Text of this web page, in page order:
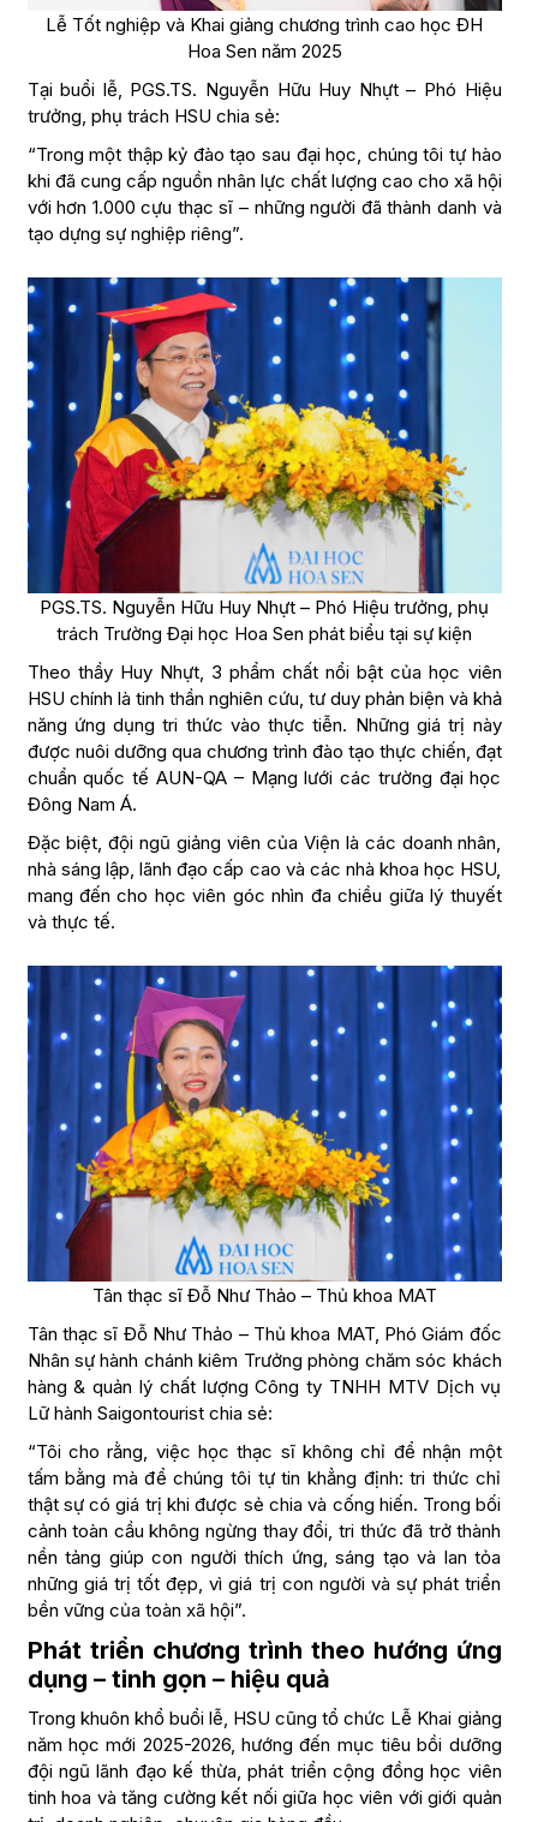
Lễ Tốt nghiệp và Khai giảng chương trình cao học ĐH
Hoa Sen năm 2025
Tại buổi lễ, PGS.TS. Nguyễn Hữu Huy Nhựt – Phó Hiệu
trưởng, phụ trách HSU chia sẻ:
“Trong một thập kỷ đào tạo sau đại học, chúng tôi tự hào
khi đã cung cấp nguồn nhân lực chất lượng cao cho xã hội
với hơn 1.000 cựu thạc sĩ – những người đã thành danh và
tạo dựng sự nghiệp riêng”.
PGS.TS. Nguyễn Hữu Huy Nhựt – Phó Hiệu trưởng, phụ
trách Trường Đại học Hoa Sen phát biểu tại sự kiện
Theo thầy Huy Nhựt, 3 phẩm chất nổi bật của học viên
HSU chính là tinh thần nghiên cứu, tư duy phản biện và khả
năng ứng dụng tri thức vào thực tiễn. Những giá trị này
được nuôi dưỡng qua chương trình đào tạo thực chiến, đạt
chuẩn quốc tế AUN-QA – Mạng lưới các trường đại học
Đông Nam Á.
Đặc biệt, đội ngũ giảng viên của Viện là các doanh nhân,
nhà sáng lập, lãnh đạo cấp cao và các nhà khoa học HSU,
mang đến cho học viên góc nhìn đa chiều giữa lý thuyết
và thực tế.
Tân thạc sĩ Đỗ Như Thảo – Thủ khoa MAT
Tân thạc sĩ Đỗ Như Thảo – Thủ khoa MAT, Phó Giám đốc
Nhân sự hành chánh kiêm Trưởng phòng chăm sóc khách
hàng & quản lý chất lượng Công ty TNHH MTV Dịch vụ
Lữ hành Saigontourist chia sẻ:
“Tôi cho rằng, việc học thạc sĩ không chỉ để nhận một
tấm bằng mà để chúng tôi tự tin khẳng định: tri thức chỉ
thật sự có giá trị khi được sẻ chia và cống hiến. Trong bối
cảnh toàn cầu không ngừng thay đổi, tri thức đã trở thành
nền tảng giúp con người thích ứng, sáng tạo và lan tỏa
những giá trị tốt đẹp, vì giá trị con người và sự phát triển
bền vững của toàn xã hội”.
Phát triển chương trình theo hướng ứng
dụng – tinh gọn – hiệu quả
Trong khuôn khổ buổi lễ, HSU cũng tổ chức Lễ Khai giảng
năm học mới 2025-2026, hướng đến mục tiêu bồi dưỡng
đội ngũ lãnh đạo kế thừa, phát triển cộng đồng học viên
tinh hoa và tăng cường kết nối giữa học viên với giới quản